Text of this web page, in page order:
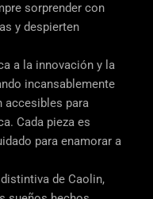
sorprender con
y despierten
a la innovación y la
incansablemente
accesibles para
Cada pieza es
para enamorar a
de Caolin,